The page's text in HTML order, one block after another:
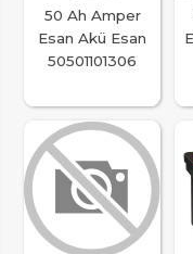
50 Ah Amper
Esan Akü Esan
50501101306